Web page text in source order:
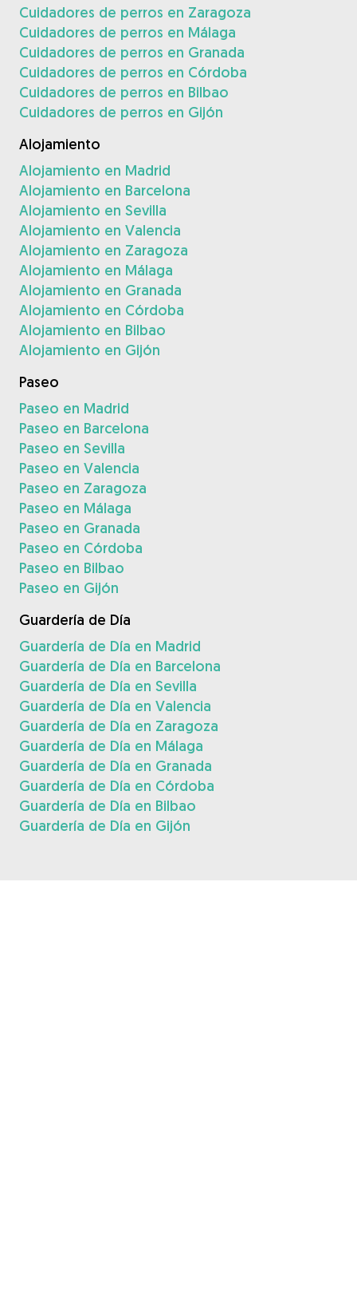
Cuidadores de perros en Zaragoza
Cuidadores de perros en Málaga
Cuidadores de perros en Granada
Cuidadores de perros en Córdoba
Cuidadores de perros en Bilbao
Cuidadores de perros en Gijón
Alojamiento
Alojamiento en Madrid
Alojamiento en Barcelona
Alojamiento en Sevilla
Alojamiento en Valencia
Alojamiento en Zaragoza
Alojamiento en Málaga
Alojamiento en Granada
Alojamiento en Córdoba
Alojamiento en Bilbao
Alojamiento en Gijón
Paseo
Paseo en Madrid
Paseo en Barcelona
Paseo en Sevilla
Paseo en Valencia
Paseo en Zaragoza
Paseo en Málaga
Paseo en Granada
Paseo en Córdoba
Paseo en Bilbao
Paseo en Gijón
Guardería de Día
Guardería de Día en Madrid
Guardería de Día en Barcelona
Guardería de Día en Sevilla
Guardería de Día en Valencia
Guardería de Día en Zaragoza
Guardería de Día en Málaga
Guardería de Día en Granada
Guardería de Día en Córdoba
Guardería de Día en Bilbao
Guardería de Día en Gijón